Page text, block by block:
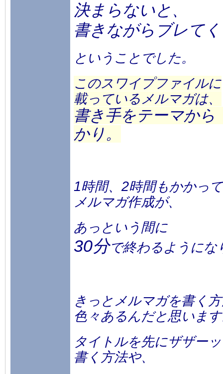
決まらないと、
書きながらブレて
ということでした。
このスワイプファイルに
載っているメルマガは、
書き手をテーマから
かり。
1時間、2時間もかかっ
メルマガ作成が、
あっという間に
30分で終わるようにな
きっとメルマガを書く
色々あるんだと思いま
タイトルを先にザザー
書く方法や、